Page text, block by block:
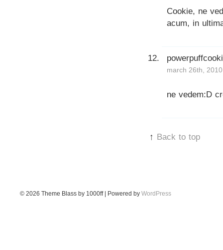
Cookie, ne
acum, in
march 26th,
ne vedem:D
↑ Back to top
© 2026 Theme Blass by 1000ff | Powered by WordPress